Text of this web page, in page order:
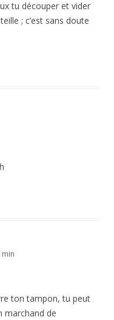
tu découper et vider
; c’est sans doute
ton tampon, tu peut
marchand de